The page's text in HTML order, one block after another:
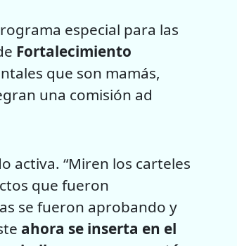
especial para las
Fortalecimiento
que son mamás,
una comisión ad
activa. “Miren los carteles
que fueron
se fueron aprobando y
ahora se inserta en el